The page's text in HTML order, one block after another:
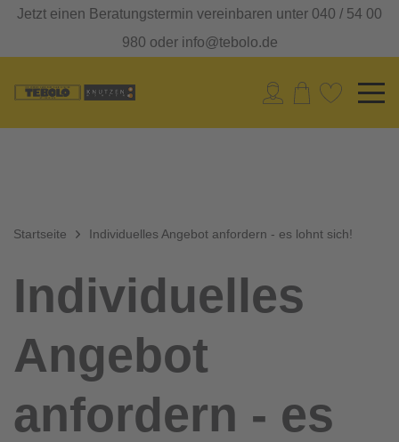
Jetzt einen Beratungstermin vereinbaren unter 040 / 54 00
980 oder info@tebolo.de
Startseite Individuelles Angebot anfordern - es lohnt sich!
Individuelles
Angebot
anfordern - es